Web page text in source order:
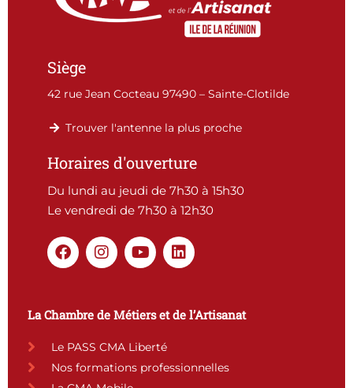
Siège
42 rue Jean Cocteau 97490 – Sainte-Clotilde
Trouver l'antenne la plus proche
Horaires d'ouverture
Du lundi au jeudi de 7h30 à 15h30
Le vendredi de 7h30 à 12h30
F
a
o
o
k
I
n
a
g
r
a
m
Y
o
b
e
L
i
e
d
La Chambre de Métiers et de l’Artisanat
Le PASS CMA Liberté
Nos formations professionnelles